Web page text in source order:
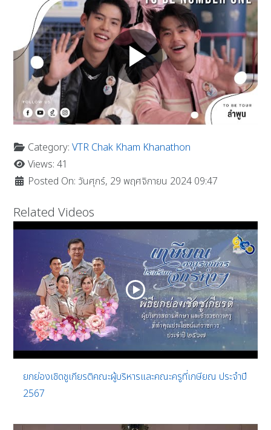
Category:VTR Chak Kham Khanathon
Views: 41
Posted On: วันศุกร์, 29 พฤศจิกายน 2024 09:47
Related Videos
ยกย่องเชิดชูเกียรติคณะผู้บริหารและคณะครูที่เกษียณ ประจำปี
2567